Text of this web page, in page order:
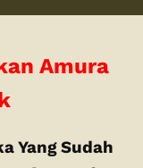
Amura
Yang Sudah